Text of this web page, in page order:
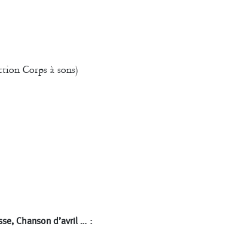
Corps à sons)
Chanson d’avril … :